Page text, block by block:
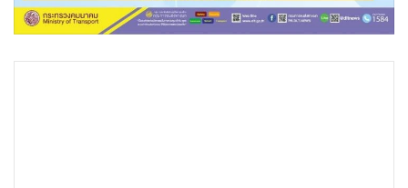
• อินโดจีน